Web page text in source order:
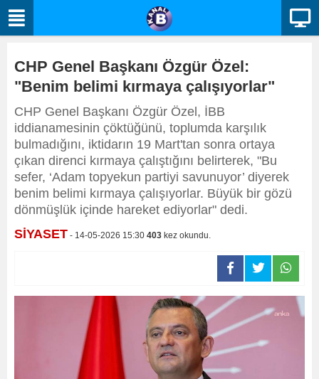
CHP Genel Başkanı Özgür Özel:
"Benim belimi kırmaya çalışıyorlar"
CHP Genel Başkanı Özgür Özel, İBB
iddianamesinin çöktüğünü, toplumda karşılık
bulmadığını, iktidarın 19 Mart'tan sonra ortaya
çıkan direnci kırmaya çalıştığını belirterek, "Bu
sefer, ‘Adam topyekun partiyi savunuyor’ diyerek
benim belimi kırmaya çalışıyorlar. Büyük bir gözü
dönmüşlük içinde hareket ediyorlar" dedi.
SİYASET - 14-05-2026 15:30 403 kez okundu.